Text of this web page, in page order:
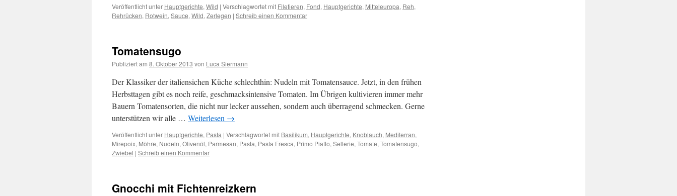
Veröffentlicht unter Hauptgerichte, Wild | Verschlagwortet mit Filetieren, Fond, Hauptgerichte, Mitteleuropa, Reh,
Rehrücken, Rotwein, Sauce, Wild, Zerlegen | Schreib einen Kommentar
Tomatensugo
Publiziert am 8. Oktober 2013 von Luca Siermann
Der Klassiker der italiensichen Küche schlechthin: Nudeln mit Tomatensauce. Jetzt, in den frühen
Herbsttagen gibt es noch reife, geschmacksintensive Tomaten. Im Übrigen kultivieren immer mehr
Bauern Tomatensorten, die nicht nur lecker aussehen, sondern auch überragend schmecken. Gerne
unterstützen wir alle … Weiterlesen →
Veröffentlicht unter Hauptgerichte, Pasta | Verschlagwortet mit Basilikum, Hauptgerichte, Knoblauch, Mediterran,
Mirepoix, Möhre, Nudeln, Olivenöl, Parmesan, Pasta, Pasta Fresca, Primo Piatto, Sellerie, Tomate, Tomatensugo,
Zwiebel | Schreib einen Kommentar
Gnocchi mit Fichtenreizkern